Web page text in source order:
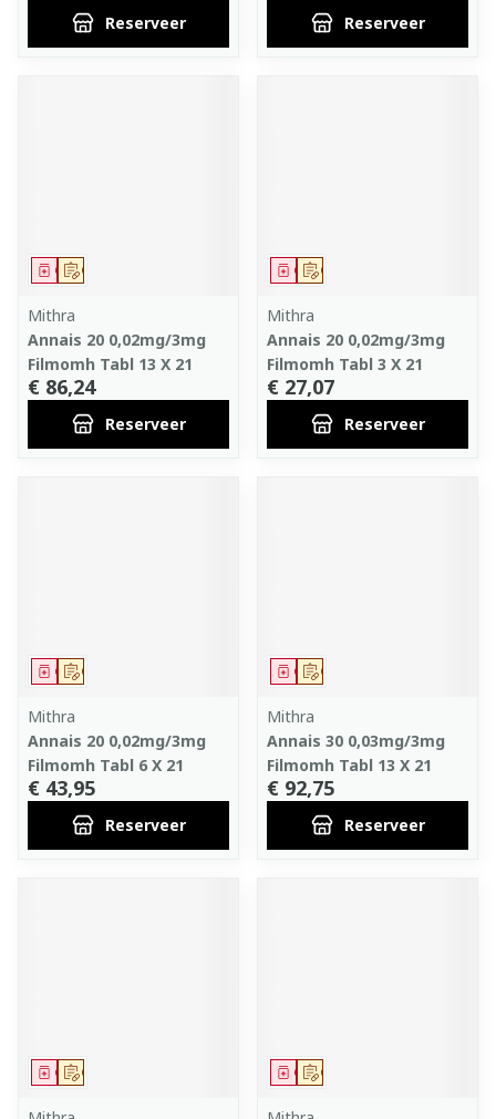
Reserveer Reserveer
Op voorschrift
Geneesmiddel
Mithra
Annais 20 0,02mg/3mg
Filmomh Tabl 13 X 21
€ 86,24
Reserveer
Op voorschrift
Geneesmiddel
Mithra
Annais 20 0,02mg/3mg
Filmomh Tabl 3 X 21
€ 27,07
Reserveer
Op voorschrift
Geneesmiddel
Mithra
Annais 20 0,02mg/3mg
Filmomh Tabl 6 X 21
€ 43,95
Reserveer
Op voorschrift
Geneesmiddel
Mithra
Annais 30 0,03mg/3mg
Filmomh Tabl 13 X 21
€ 92,75
Reserveer
Op voorschrift
Geneesmiddel Op voorschrift
Geneesmiddel